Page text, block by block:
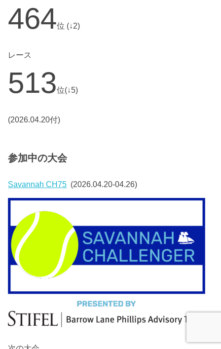
464位 (↓2)
レース
513位(↓5)
(2026.04.20付)
参加中の大会
Savannah CH75 (2026.04.20-04.26)